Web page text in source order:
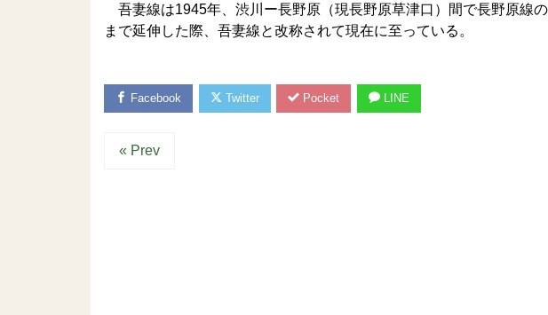
吾妻線は1945年、渋川ー長野原（現長野原草津口）間で長野原線
まで延伸した際、吾妻線と改称されて現在に至っている。
Facebook Twitter Pocket LINE
« Prev